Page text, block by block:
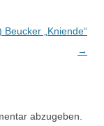
Beucker „Kniende“
→
abzugeben.